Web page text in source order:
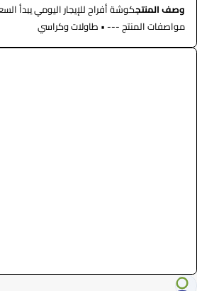
وصف المنتج
مواصفات المنتج --- • طاولات وكراسي